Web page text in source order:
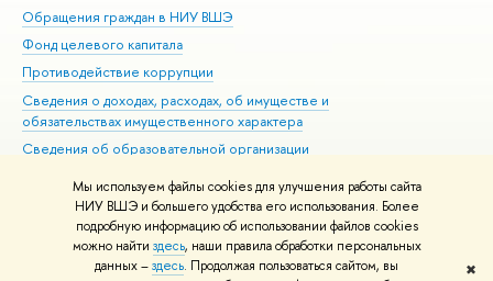
Мы используем файлы cookies для улучшения работы сайта
НИУ ВШЭ и большего удобства его использования. Более
подробную информацию об использовании файлов cookies
можно найти здесь, наши правила обработки персональных
данных –здесь. Продолжая пользоваться сайтом, вы
✖
Обращения граждан в НИУ ВШЭ
Фонд целевого капитала
Противодействие коррупции
Сведения о доходах, расходах, об имуществе и
обязательствах имущественного характера
Сведения об образовательной организации
Людям с ограниченными возможностями здоровья
Единая платежная страница
Работа в Вышке